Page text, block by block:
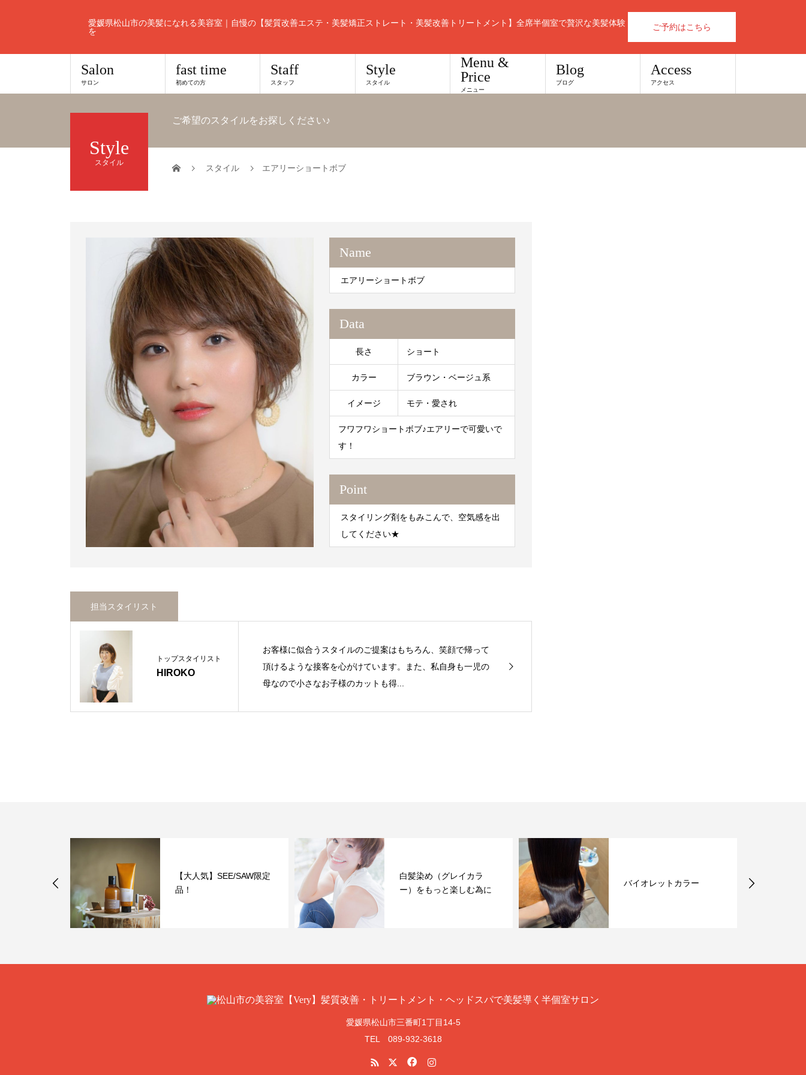
愛媛県松山市の美髪になれる美容室｜自慢の【髪質改善エステ・美髪矯正ストレート・美髪改善トリートメント】全席半個室で贅沢な美髪体験
を
ご予約はこちら
Salon
サロン
fast time
初めての方
Staff
スタッフ
Style
スタイル
Menu &
Price
メニュー
Blog
ブログ
Access
アクセス
Style
スタイル
ご希望のスタイルをお探しください♪
スタイル エアリーショートボブ
Name
エアリーショートボブ
Data
長さ ショート
カラー ブラウン・ベージュ系
イメージ モテ・愛され
フワフワショートボブ♪エアリーで可愛いで
す！
Point
スタイリング剤をもみこんで、空気感を出
してください★
担当スタイリスト
トップスタイリスト
HIROKO
お客様に似合うスタイルのご提案はもちろん、笑顔で帰って
頂けるような接客を心がけています。また、私自身も一児の
母なので小さなお子様のカットも得...
【大人気】SEE/SAW限定
品！
白髪染め（グレイカラ
ー）をもっと楽しむ為に
バイオレットカラー
愛媛県松山市三番町1丁目14-5
TEL 089-932-3618